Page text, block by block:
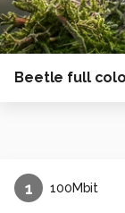
Beetle full
1 100Mbit